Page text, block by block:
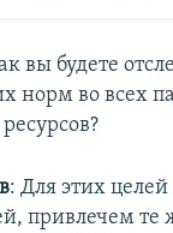
вы будете
норм во всех
: Для этих
привлечем те